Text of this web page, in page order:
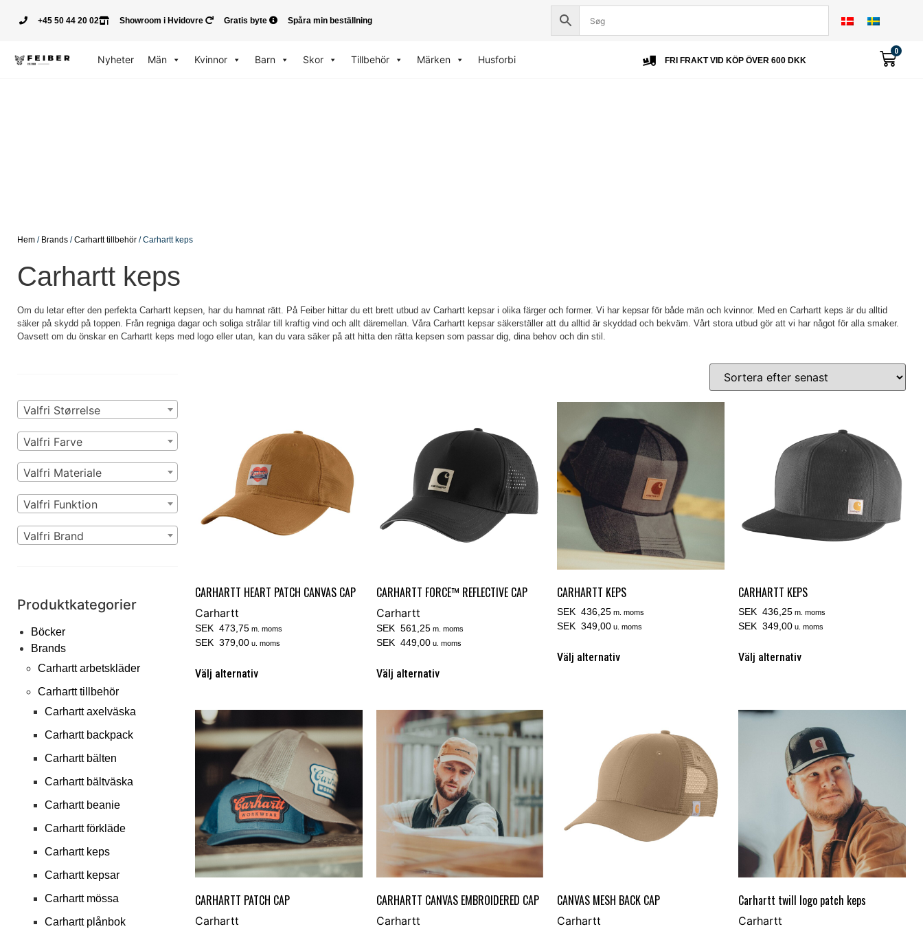
+45 50 44 20 02 Showroom i Hvidovre Gratis byte Spåra min beställning
Nyheter Män Kvinnor Barn Skor Tillbehör Märken Husforbi FRI FRAKT VID KÖP ÖVER 600 DKK
0
Hem / Brands /Carhartt tillbehör / Carhartt keps
Carhartt keps
Om du letar efter den perfekta Carhartt kepsen, har du hamnat rätt. På Feiber hittar du ett brett utbud av Carhartt kepsar i olika färger och former. Vi har kepsar för både män och kvinnor. Med en Carhartt keps är du alltid
säker på skydd på toppen. Från regniga dagar och soliga strålar till kraftig vind och allt däremellan. Våra Carhartt kepsar säkerställer att du alltid är skyddad och bekväm. Vårt stora utbud gör att vi har något för alla smaker.
Oavsett om du önskar en Carhartt keps med logo eller utan, kan du vara säker på att hitta den rätta kepsen som passar dig, dina behov och din stil.
Valfri Størrelse
Valfri Farve
Valfri Materiale
Valfri Funktion
Valfri Brand
Produktkategorier
Böcker
Brands
Carhartt arbetskläder
Carhartt tillbehör
Carhartt axelväska
Carhartt backpack
Carhartt bälten
Carhartt bältväska
Carhartt beanie
Carhartt förkläde
Carhartt keps
Carhartt kepsar
Carhartt mössa
Carhartt plånbok
CARHARTT HEART PATCH CANVAS CAP
Carhartt
SEK 473,75m. moms
SEK 379,00u. moms
Välj alternativ
CARHARTT FORCE™ REFLECTIVE CAP
Carhartt
SEK 561,25m. moms
SEK 449,00u. moms
Välj alternativ
CARHARTT KEPS
SEK 436,25 m. moms
SEK 349,00 u. moms
Välj alternativ
CARHARTT KEPS
SEK 436,25 m. moms
SEK 349,00 u. moms
Välj alternativ
CARHARTT PATCH CAP
Carhartt
CARHARTT CANVAS EMBROIDERED CAP
Carhartt
CANVAS MESH BACK CAP
Carhartt
Carhartt twill logo patch keps
Carhartt